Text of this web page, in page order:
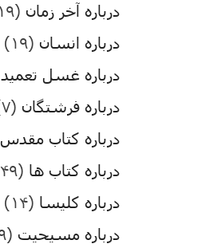
درباره آخر زمان (۱۹)
درباره انسان (۱۹)
درباره غسل تعمید
درباره فرشتگان (۷)
درباره کتاب مقدس
درباره کتاب ها (۴۹)
درباره کلیسا (۱۴)
درباره مسیحیت (۳,۰۷۹)